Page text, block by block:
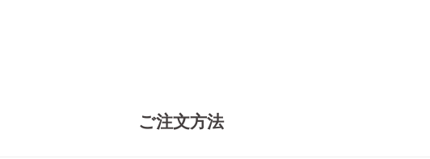
ご注文方法